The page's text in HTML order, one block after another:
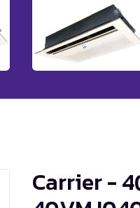
Carrier -